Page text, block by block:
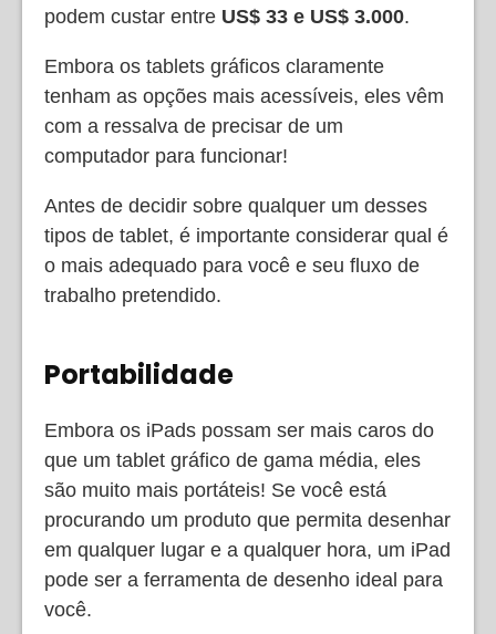
podem custar entre US$ 33 e US$ 3.000.
Embora os tablets gráficos claramente
tenham as opções mais acessíveis, eles vêm
com a ressalva de precisar de um
computador para funcionar!
Antes de decidir sobre qualquer um desses
tipos de tablet, é importante considerar qual é
o mais adequado para você e seu fluxo de
trabalho pretendido.
Portabilidade
Embora os iPads possam ser mais caros do
que um tablet gráfico de gama média, eles
são muito mais portáteis! Se você está
procurando um produto que permita desenhar
em qualquer lugar e a qualquer hora, um iPad
pode ser a ferramenta de desenho ideal para
você.